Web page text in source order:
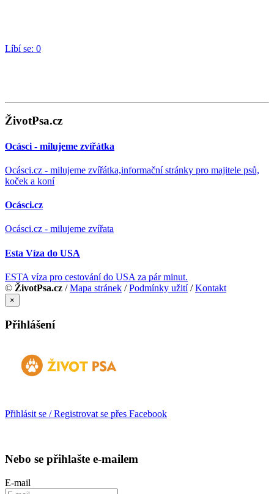
Líbí se: 0
ŽivotPsa.cz
Ocásci - milujeme zvířátka
Ocásci.cz - milujeme zvířátka,informační stránky pro majitele psů,
koček a koní
Ocásci.cz
Ocásci.cz - milujeme zvířata
Esta Víza do USA
ESTA víza pro cestování do USA za pár minut.
© ŽivotPsa.cz /Mapa stránek /Podmínky užití/Kontakt
×
Přihlášení
Přihlásit se / Registrovat se přes Facebook
Nebo se přihlašte e-mailem
E-mail